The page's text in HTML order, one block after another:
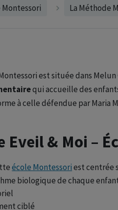
Montessori La Méthode
est située dans
qui accueille des
à celle défendue par Maria
Eveil & Moi –
école Montessoriest centrée
biologique de chaque
ciblé